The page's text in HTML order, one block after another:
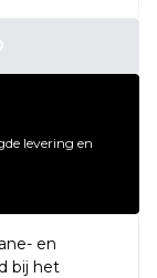
levering en
en
bij het